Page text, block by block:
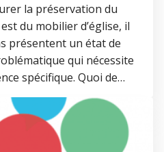
la préservation du
du mobilier d’église, il
présentent un état de
qui nécessite
spécifique. Quoi de…